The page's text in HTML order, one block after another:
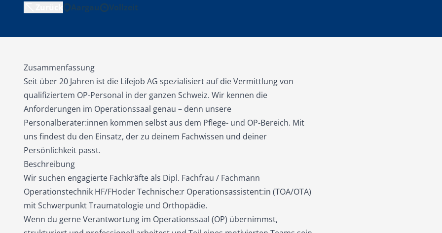
Aargau Vollzeit
Zusammenfassung
Seit über 20 Jahren ist die Lifejob AG spezialisiert auf die Vermittlung von
qualifiziertem OP-Personal in der ganzen Schweiz. Wir kennen die
Anforderungen im Operationssaal genau – denn unsere
Personalberater:innen kommen selbst aus dem Pflege- und OP-Bereich. Mit
uns findest du den Einsatz, der zu deinem Fachwissen und deiner
Persönlichkeit passt.
Beschreibung
Wir suchen engagierte Fachkräfte als Dipl. Fachfrau / Fachmann
Operationstechnik HF/FHoder Technische:r Operationsassistent:in (TOA/OTA)
mit Schwerpunkt Traumatologie und Orthopädie.
Wenn du gerne Verantwortung im Operationssaal (OP) übernimmst,